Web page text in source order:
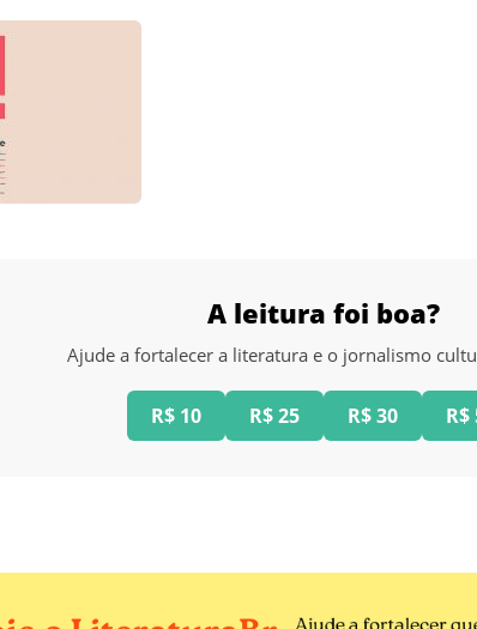
A leitura foi boa?
Ajude a fortalecer a literatura e o jornalismo
R$ 10 R$ 25 R$ 30 R$